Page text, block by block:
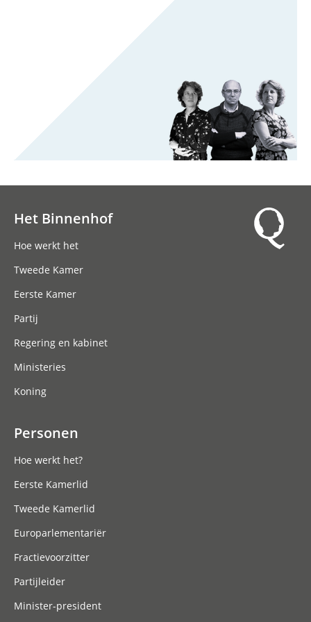
Het Binnenhof
Hoe werkt het
Tweede Kamer
Eerste Kamer
Partij
Regering en kabinet
Ministeries
Koning
Personen
Hoe werkt het?
Eerste Kamerlid
Tweede Kamerlid
Europarlementariër
Fractievoorzitter
Partijleider
Minister-president